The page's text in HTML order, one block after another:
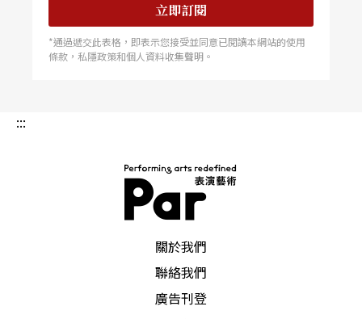
立即訂閱
*通過遞交此表格，即表示您接受並同意已閱讀本網站的使用
條款，私隱政策和個人資料收集聲明。
:::
關於我們
聯絡我們
廣告刊登